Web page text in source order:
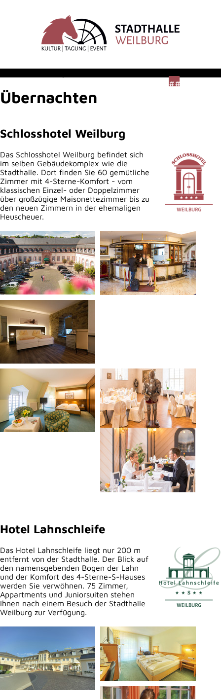
Übernachten
Schlosshotel Weilburg
Das Schlosshotel Weilburg befindet sich
im selben Gebäudekomplex wie die
Stadthalle. Dort finden Sie 60 gemütliche
Zimmer mit 4-Sterne-Komfort - vom
klassischen Einzel- oder Doppelzimmer
über großzügige Maisonettezimmer bis zu
den neuen Zimmern in der ehemaligen
Heuscheuer.
Hotel Lahnschleife
Das Hotel Lahnschleife liegt nur 200 m
entfernt von der Stadthalle. Der Blick auf
den namensgebenden Bogen der Lahn
und der Komfort des 4-Sterne-S-Hauses
werden Sie verwöhnen. 75 Zimmer,
Appartments und Juniorsuiten stehen
Ihnen nach einem Besuch der Stadthalle
Weilburg zur Verfügung.